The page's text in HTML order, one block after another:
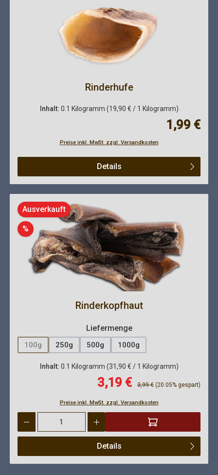
Rinderhufe
Inhalt: 0.1 Kilogramm (19,90 € / 1 Kilogramm)
Regulärer
1,99 €
Preise inkl. MwSt. zzgl. Versandkosten
Details
Ausverkauft
% Rabatt
Rinderkopfhaut
Liefermengeauswählen
100g
(Diese Option ist zurzeit nicht verfügbar.)
250g 500g 1000g
Inhalt: 0.1 Kilogramm (31,90 € / 1 Kilogramm)
Verkaufspreis:
3,19 € Regulärer Preis:
3,99 € (20.05% gespart)
Preise inkl. MwSt. zzgl. Versandkosten
Produkt Anzahl: Gib den gewünschten Wert ein oder benutze
Details